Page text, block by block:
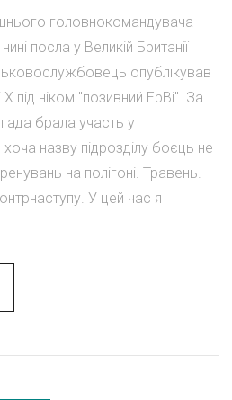
головнокомандувача
посла у Великій Британії
опублікував
під ніком "позивний ЕрВі". За
брала участь у
назву підрозділу боєць не
на полігоні. Травень.
У цей час я